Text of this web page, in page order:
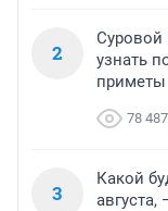
2
Суровой
узнать
приметы
78 487
3
Какой